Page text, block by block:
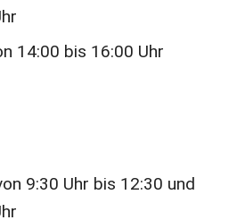
14:00 bis 16:00 Uhr
9:30 Uhr bis 12:30 und